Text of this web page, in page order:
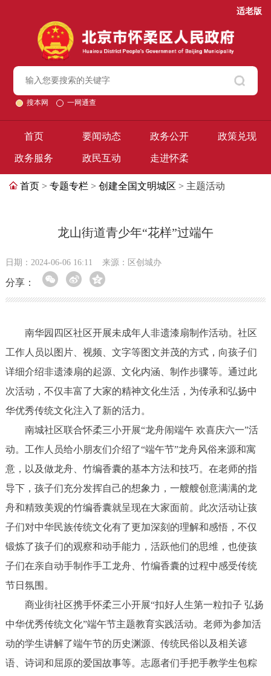
适老版
搜本网 一网通查
首页 要闻动态 政务公开 政策兑现
政务服务 政民互动 走进怀柔
首页 > 专题专栏 > 创建全国文明城区 > 主题活动
龙山街道青少年“花样”过端午
日期：2024-06-06 16:11 来源：区创城办
分享：
南华园四区社区开展未成年人非遗漆扇制作活动。社区
工作人员以图片、视频、文字等图文并茂的方式，向孩子们
详细介绍非遗漆扇的起源、文化内涵、制作步骤等。通过此
次活动，不仅丰富了大家的精神文化生活，为传承和弘扬中
华优秀传统文化注入了新的活力。
南城社区联合怀柔三小开展“龙舟闹端午 欢喜庆六一”活
动。工作人员给小朋友们介绍了“端午节”龙舟风俗来源和寓
意，以及做龙舟、竹编香囊的基本方法和技巧。在老师的指
导下，孩子们充分发挥自己的想象力，一艘艘创意满满的龙
舟和精致美观的竹编香囊就呈现在大家面前。此次活动让孩
子们对中华民族传统文化有了更加深刻的理解和感悟，不仅
锻炼了孩子们的观察和动手能力，活跃他们的思维，也使孩
子们在亲自动手制作手工龙舟、竹编香囊的过程中感受传统
节日氛围。
商业街社区携手怀柔三小开展“扣好人生第一粒扣子 弘扬
中华优秀传统文化”端午节主题教育实践活动。老师为参加活
动的学生讲解了端午节的历史渊源、传统民俗以及相关谚
语、诗词和屈原的爱国故事等。志愿者们手把手教学生包粽